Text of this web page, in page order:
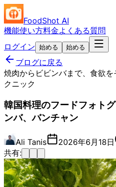
FoodShot AI
機能使い方料金よくある質問
ログイン 始める 始める
ブログに戻る
焼肉からビビンバまで、食欲
クニック
韓国料理のフードフォト
ンバ、バンチャン
Ali Tanis 2026年6月18日
共有: